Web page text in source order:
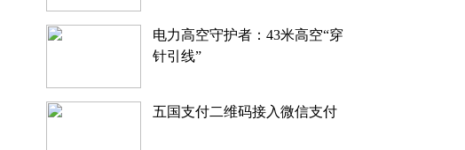
电力高空守护者：43米高空“穿
针引线”
五国支付二维码接入微信支付